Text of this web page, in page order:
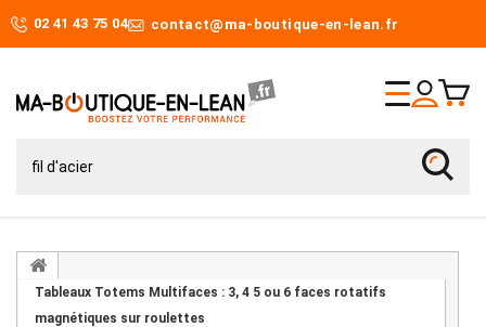
02 41 43 75 04 contact@ma-boutique-en-lean.fr
Tableaux Totems Multifaces : 3, 4 5 ou 6 faces rotatifs
magnétiques sur roulettes